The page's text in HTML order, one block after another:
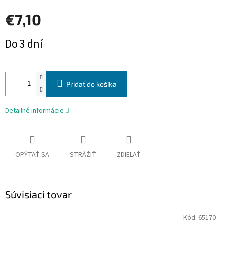
€7,10
cena:
Do 3 dní
Pridať do košíka
Detailné informácie
OPÝTAŤ SA STRÁŽIŤ ZDIEĽAŤ
Súvisiaci tovar
Kód: 65170